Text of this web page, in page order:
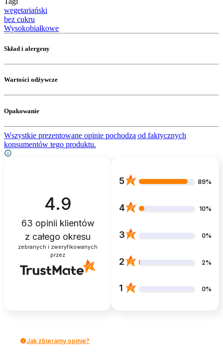
wegetariański
bez cukru
Wysokobiałkowe
Skład i alergeny
Wartości odżywcze
Opakowanie
Wszystkie prezentowane opinie pochodzą od faktycznych
konsumentów tego produktu.
4.9
63 opinii klientów
z całego okresu
zebranych i zweryfikowanych
przez
5 89%
4 10%
3 0%
2 2%
1 0%
Jak zbieramy opinie?